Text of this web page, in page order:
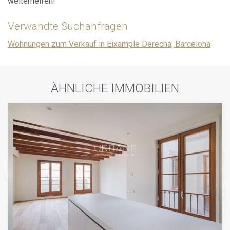
Verwandte Suchanfragen
Wohnungen zum Verkauf in Eixample Derecha, Barcelona
ÄHNLICHE IMMOBILIEN